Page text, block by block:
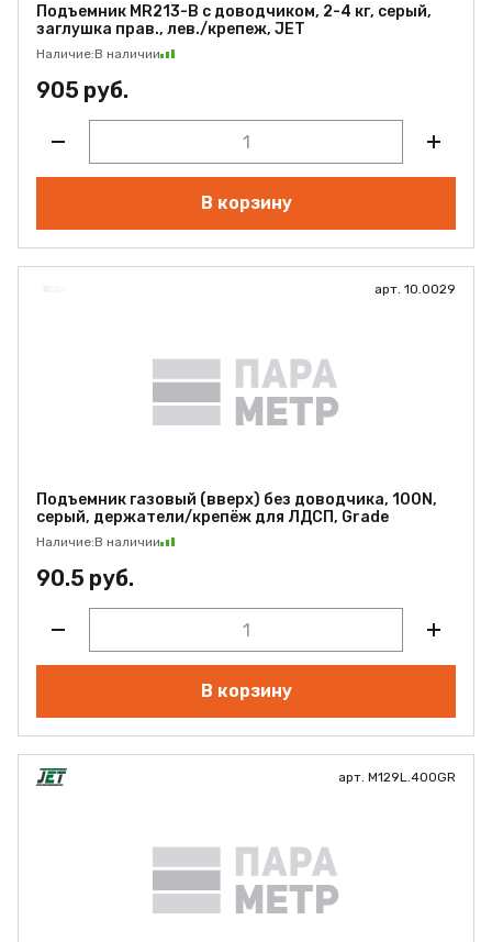
Подъемник MR213-B с доводчиком, 2-4 кг, серый,
заглушка прав., лев./крепеж, JET
Наличие:В наличии
905 руб.
В корзину
арт. 10.0029
Подъемник газовый (вверх) без доводчика, 100N,
серый, держатели/крепёж для ЛДСП, Grade
Наличие:В наличии
90.5 руб.
В корзину
арт. M129L.400GR